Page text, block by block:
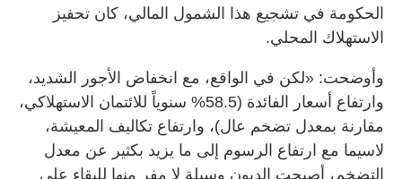
الحكومة في تشجيع هذا الشمول المالي، كان تحفيز
الاستهلاك المحلي.
وأوضحت: «لكن في الواقع، مع انخفاض الأجور الشديد،
وارتفاع أسعار الفائدة (58.5% سنوياً للائتمان الاستهلاكي،
مقارنة بمعدل تضخم عال)، وارتفاع تكاليف المعيشة،
لاسيما مع ارتفاع الرسوم إلى ما يزيد بكثير عن معدل
التضخم، أصبحت الديون وسيلة لا مفر منها للبقاء على